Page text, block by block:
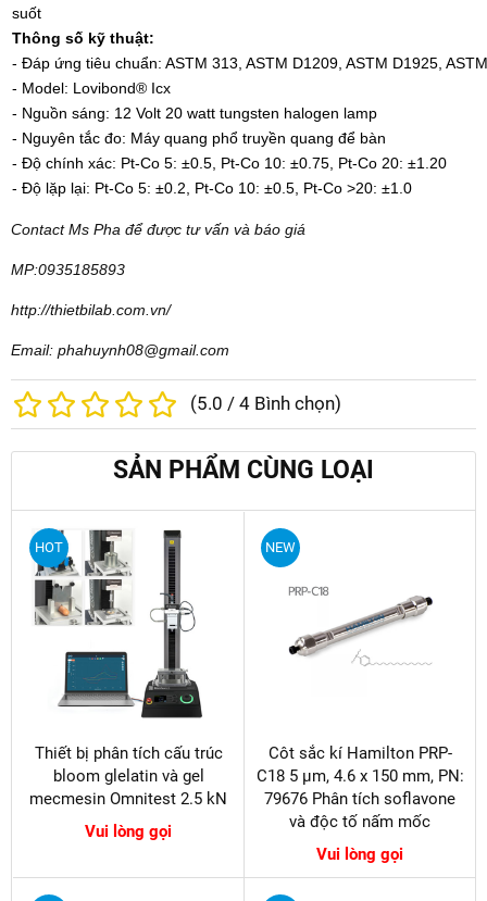
suốt
Thông số kỹ thuật:
- Đáp ứng tiêu chuẩn: ASTM 313, ASTM D1209, ASTM D1925,
- Model: Lovibond® Icx
- Nguồn sáng: 12 Volt 20 watt tungsten halogen lamp
- Nguyên tắc đo: Máy quang phổ truyền quang để bàn
- Độ chính xác: Pt-Co 5: ±0.5, Pt-Co 10: ±0.75, Pt-Co 20: ±1.20
- Độ lặp lại: Pt-Co 5: ±0.2, Pt-Co 10: ±0.5, Pt-Co >20: ±1.0
Contact Ms Pha để được tư vấn và báo giá
MP:0935185893
http://thietbilab.com.vn/
Email: phahuynh08@gmail.com
(5.0 / 4 Bình chọn)
SẢN PHẨM CÙNG LOẠI
HOT
Thiết bị phân tích cấu trúc
bloom glelatin và gel
mecmesin Omnitest 2.5 kN
Vui lòng gọi
NEW
Côt sắc kí Hamilton PRP-
C18 5 µm, 4.6 x 150 mm, PN:
79676 Phân tích soflavone
và độc tố nấm mốc
Vui lòng gọi